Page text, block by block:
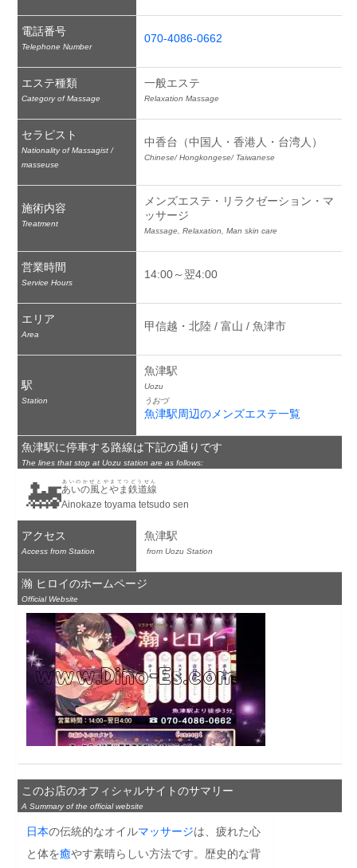
電話番号
Telephone Number
070-4086-0662
エステ種類
Category of Massage
一般エステ
Relaxation Massage
セラピスト
Nationality of Massagist /
masseuse
中香台（中国人・香港人・台湾人）
Chinese/ Hongkongese/ Taiwanese
施術内容
Treatment
メンズエステ・リラクゼーション・マ
ッサージ
Massage, Relaxation, Man skin care
営業時間
Service Hours
14:00～翌4:00
エリア
Area
甲信越・北陸 / 富山 / 魚津市
駅
Station
魚津駅
Uozu
うおづ
魚津駅周辺のメンズエステ一覧
魚津駅に停車する路線は下記の通りです
The lines that stop at Uozu station are as follows:
🚂あいの風とやま鉄道線
あいのかぜとやまてつどうせん
Ainokaze toyama tetsudo sen
アクセス
Access from Station
魚津駅
from Uozu Station
瀚 ヒロイのホームページ
Official Website
このお店のオフィシャルサイトのサマリー
A Summary of the official website
日本の伝統的なオイルマッサージは、疲れた心
と体を癒やす素晴らしい方法です。歴史的な背